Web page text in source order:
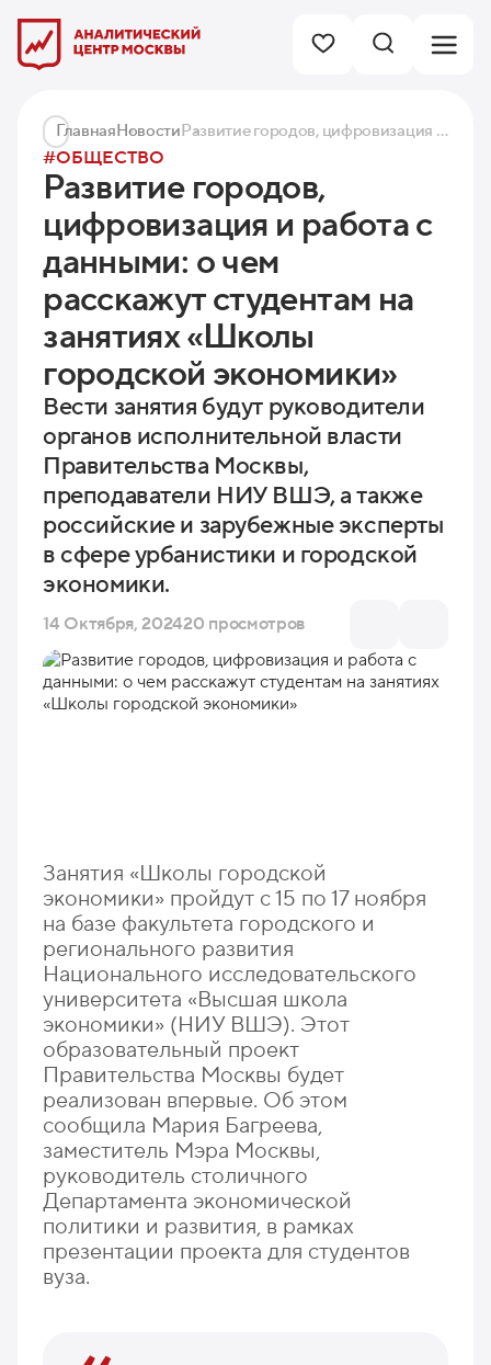
ГлавнаяНовости Развитие городов, цифровизация и работа с данными: о чем расскажут студентам на занятиях «Школы городской экономики»
#ОБЩЕСТВО
Развитие городов,
цифровизация и работа с
данными: о чем
расскажут студентам на
занятиях «Школы
городской экономики»
Вести занятия будут руководители
органов исполнительной власти
Правительства Москвы,
преподаватели НИУ ВШЭ, а также
российские и зарубежные эксперты
в сфере урбанистики и городской
экономики.
14 Октября, 202420 просмотров
Занятия «Школы городской
экономики» пройдут с 15 по 17 ноября
на базе факультета городского и
регионального развития
Национального исследовательского
университета «Высшая школа
экономики» (НИУ ВШЭ). Этот
образовательный проект
Правительства Москвы будет
реализован впервые. Об этом
сообщила Мария Багреева,
заместитель Мэра Москвы,
руководитель столичного
Департамента экономической
политики и развития, в рамках
презентации проекта для студентов
вуза.